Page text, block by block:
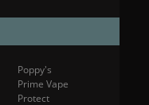
Poppy's
Prime Vape
Protect